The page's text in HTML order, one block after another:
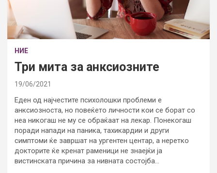
НИЕ
Три мита за анксиозните
19/06/2021
Еден од најчестите психолошки проблеми е
анксиозноста, но повеќето личности кои се борат со
неа никогаш не му се обраќаат на лекар. Понекогаш
поради напади на паника, тахикардии и други
симптоми ќе завршат на ургентен центар, а неретко
докторите ќе кренат раменици не знаејќи ја
вистинската причина за нивната состојба…